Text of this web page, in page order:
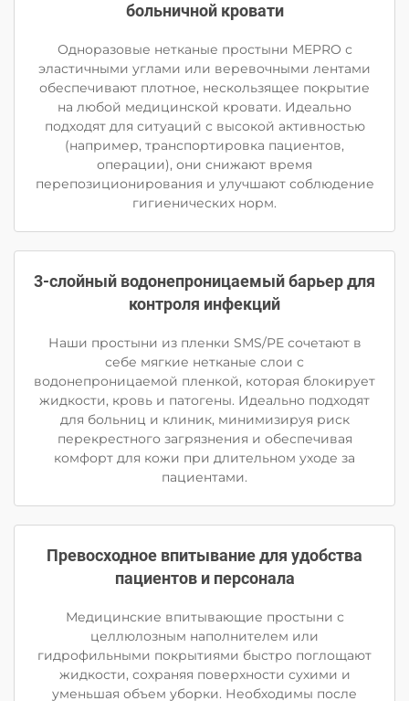
больничной кровати
Одноразовые нетканые простыни MEPRO с
эластичными углами или веревочными лентами
обеспечивают плотное, нескользящее покрытие
на любой медицинской кровати. Идеально
подходят для ситуаций с высокой активностью
(например, транспортировка пациентов,
операции), они снижают время
перепозиционирования и улучшают соблюдение
гигиенических норм.
3-слойный водонепроницаемый барьер для
контроля инфекций
Наши простыни из пленки SMS/PE сочетают в
себе мягкие нетканые слои с
водонепроницаемой пленкой, которая блокирует
жидкости, кровь и патогены. Идеально подходят
для больниц и клиник, минимизируя риск
перекрестного загрязнения и обеспечивая
комфорт для кожи при длительном уходе за
пациентами.
Превосходное впитывание для удобства
пациентов и персонала
Медицинские впитывающие простыни с
целлюлозным наполнителем или
гидрофильными покрытиями быстро поглощают
жидкости, сохраняя поверхности сухими и
уменьшая объем уборки. Необходимы после